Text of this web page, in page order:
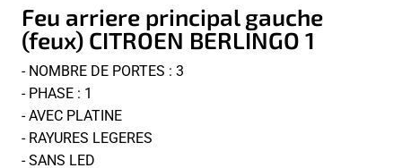
Feu arriere principal gauche
(feux) CITROEN BERLINGO 1
- NOMBRE DE PORTES : 3
- PHASE : 1
- AVEC PLATINE
- RAYURES LEGERES
- SANS LED